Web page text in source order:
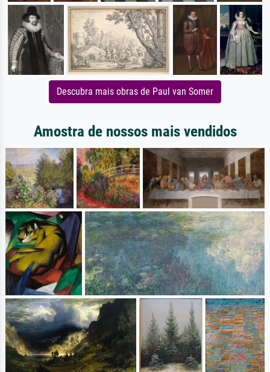
Descubra mais obras de Paul van Somer
Amostra de nossos mais vendidos